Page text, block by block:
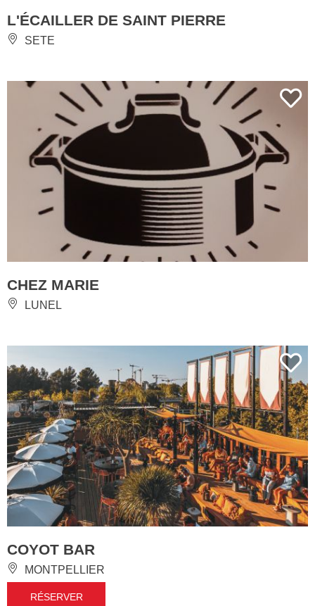
L'ÉCAILLER DE SAINT PIERRE
SETE
CHEZ MARIE
LUNEL
COYOT BAR
MONTPELLIER
RÉSERVER